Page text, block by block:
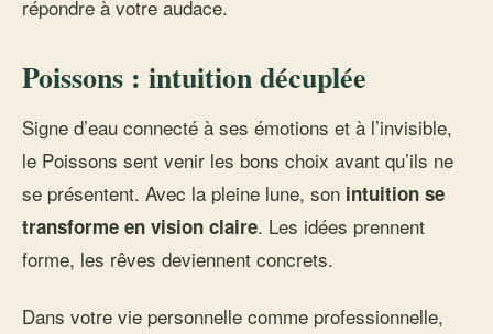
répondre à votre audace.
Poissons : intuition décuplée
Signe d’eau connecté à ses émotions et à l’invisible,
le Poissons sent venir les bons choix avant qu’ils ne
se présentent. Avec la pleine lune, son intuition se
transforme en vision claire. Les idées prennent
forme, les rêves deviennent concrets.
Dans votre vie personnelle comme professionnelle,